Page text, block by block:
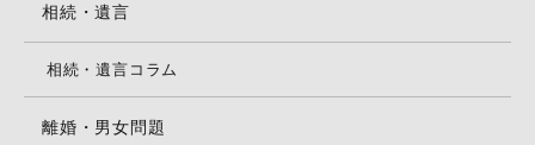
相続・遺言
相続・遺言コラム
離婚・男女問題